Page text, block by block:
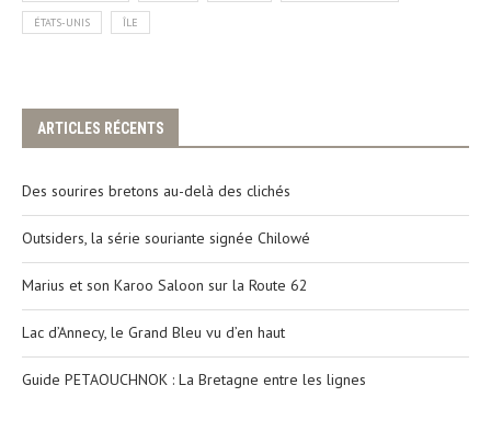
ÉTATS-UNIS ÎLE
ARTICLES RÉCENTS
Des sourires bretons au-delà des clichés
Outsiders, la série souriante signée Chilowé
Marius et son Karoo Saloon sur la Route 62
Lac d’Annecy, le Grand Bleu vu d’en haut
Guide PETAOUCHNOK : La Bretagne entre les lignes